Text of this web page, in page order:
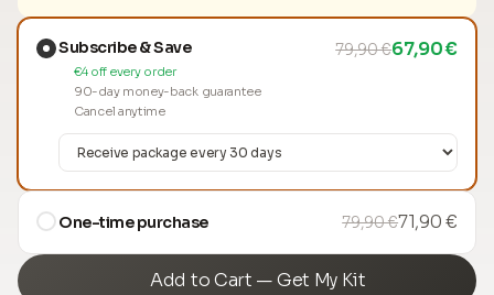
Subscribe & Save
€4 off every order
90-day money-back guarantee
Cancel anytime
79,90 €67,90 €
One-time purchase 79,90 €71,90 €
Add to Cart — Get My Kit